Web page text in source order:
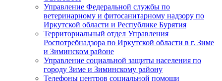
Управление Федеральной службы по
ветеринарному и фитосанитарному надзору по
Иркутской области и Республике Бурятия
Территориальный отдел Управления
Роспотребнадзора по Иркутской области в г. Зиме
и Зиминском районе
Управление социальной защиты населения по
городу Зиме и Зиминскому району
Телефоны центров социальной помощи